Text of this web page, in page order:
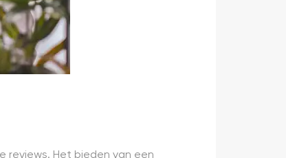
reviews. Het bieden van een